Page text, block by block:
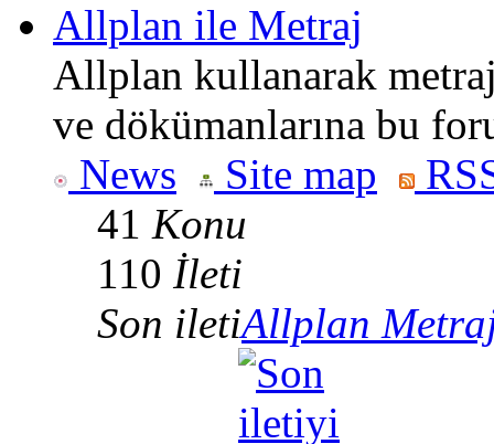
Allplan ile Metraj
Allplan kullanarak
ve dökümanlarına bu
News
Site map
41 Konu
110 İleti
Son iletiAllplan